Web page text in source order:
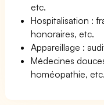
etc.
Hospitalisation :
honoraires, etc.
Appareillage :
Médecines
homéopathie, etc.